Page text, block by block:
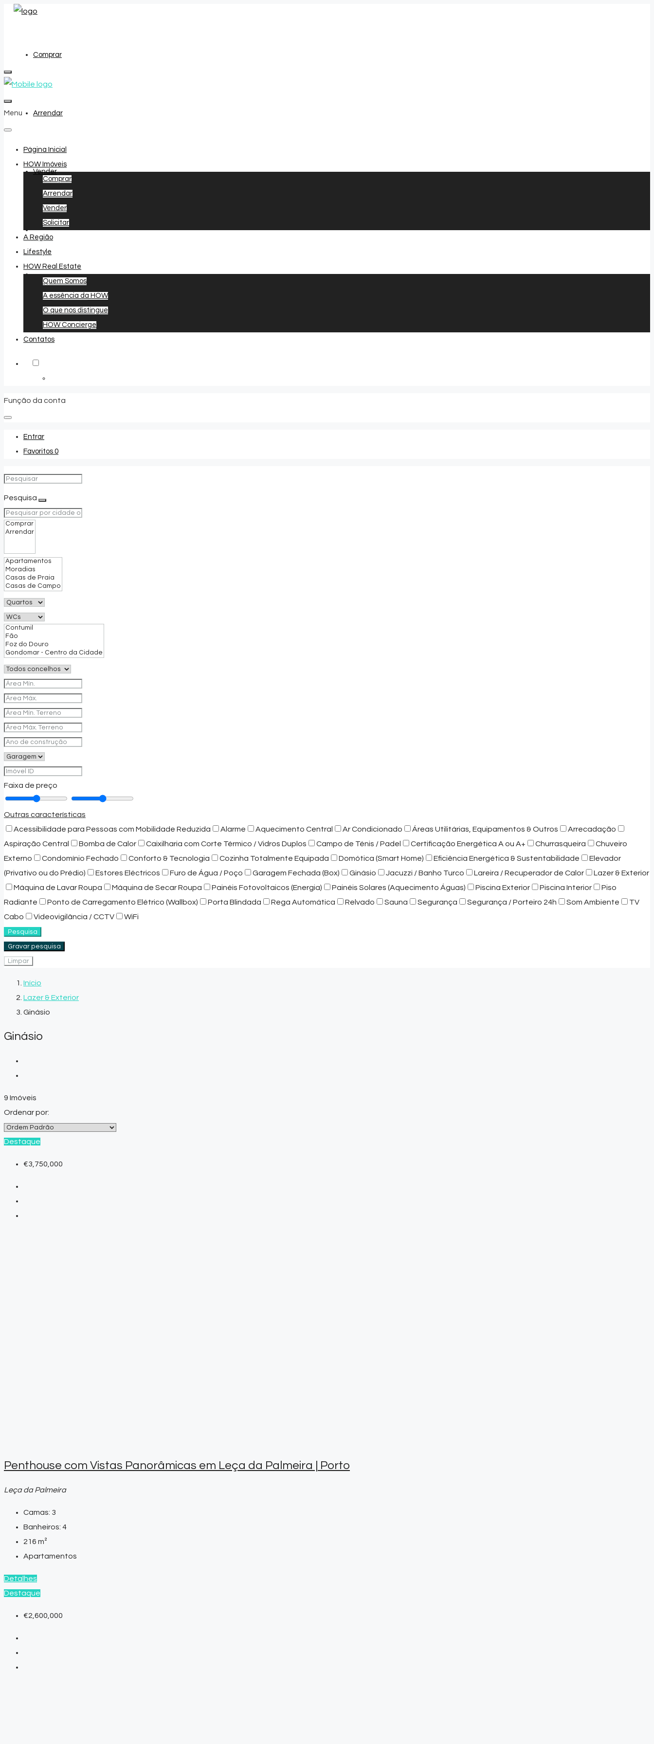
Comprar
Arrendar
Vender
Favoritos0
Menu
Página Inicial
HOW Imóveis
Comprar
Arrendar
Vender
Solicitar
A Região
Lifestyle
HOW Real Estate
Quem Somos
A essência da HOW
O que nos distingue
HOW Concierge
Contatos
Função da conta
Entrar
Favoritos 0
Pesquisa
Faixa de preço
Outras características
Acessibilidade para Pessoas com Mobilidade Reduzida
Alarme Aquecimento Central Ar Condicionado Áreas Utilitárias, Equipamentos & Outros
Arrecadação
Aspiração Central
Bomba de Calor Caixilharia com Corte Térmico / Vidros Duplos Campo de Ténis / Padel Certificação Energética A ou A+ Churrasqueira
Chuveiro
Externo
Condomínio Fechado Conforto & Tecnologia Cozinha Totalmente Equipada Domótica (Smart Home) Eficiência Energética & Sustentabilidade
Elevador
(Privativo ou do Prédio)
Estores Eléctricos Furo de Água / Poço Garagem Fechada (Box) Ginásio Jacuzzi / Banho Turco Lareira / Recuperador de Calor
Lazer & Exterior
Máquina de Lavar Roupa
Máquina de Secar Roupa Painéis Fotovoltaicos (Energia) Painéis Solares (Aquecimento Águas) Piscina Exterior Piscina Interior
Piso
Radiante
Ponto de Carregamento Elétrico (Wallbox) Porta Blindada Rega Automática Relvado Sauna Segurança Segurança / Porteiro 24h Som Ambiente
TV
Cabo
Videovigilância / CCTV WiFi
Pesquisa
Gravar pesquisa
Limpar
Início
Lazer & Exterior
Ginásio
Ginásio
9 Imóveis
Ordenar por:
Destaque
€3,750,000
Penthouse com Vistas Panorâmicas em Leça da Palmeira | Porto
Leça da Palmeira
Camas: 3
Banheiros: 4
216 m²
Apartamentos
Detalhes
Destaque
€2,600,000